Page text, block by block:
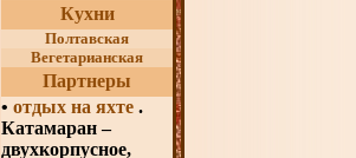
Кухни
Полтавская
Вегетарианская
Партнеры
• отдых на яхте .
Катамаран –
двухкорпусное,